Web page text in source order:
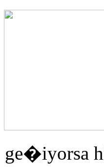
ge�iyorsa